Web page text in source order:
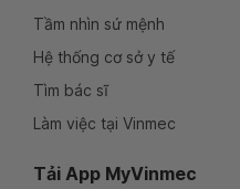
Tầm nhìn sứ mệnh
Hệ thống cơ sở y tế
Tìm bác sĩ
Làm việc tại Vinmec
Tải App MyVinmec